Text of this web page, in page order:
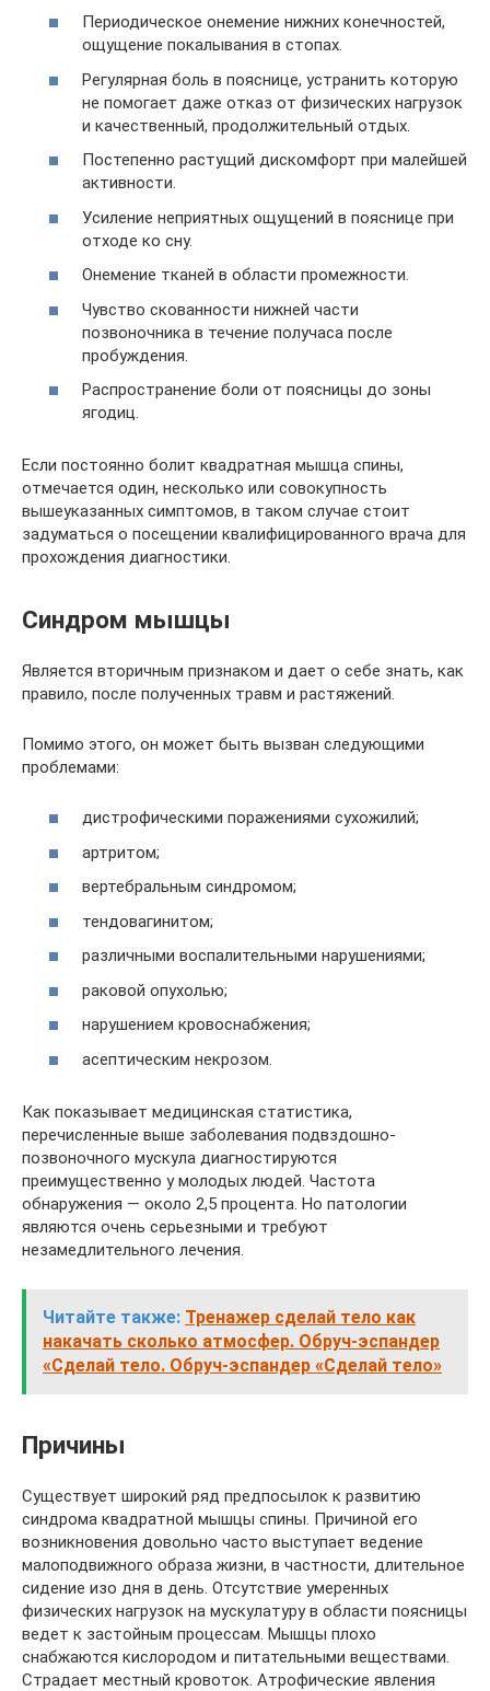
Периодическое онемение нижних конечностей,
ощущение покалывания в стопах.
Регулярная боль в пояснице, устранить которую
не помогает даже отказ от физических нагрузок
и качественный, продолжительный отдых.
Постепенно растущий дискомфорт при малейшей
активности.
Усиление неприятных ощущений в пояснице при
отходе ко сну.
Онемение тканей в области промежности.
Чувство скованности нижней части
позвоночника в течение получаса после
пробуждения.
Распространение боли от поясницы до зоны
ягодиц.
Если постоянно болит квадратная мышца спины,
отмечается один, несколько или совокупность
вышеуказанных симптомов, в таком случае стоит
задуматься о посещении квалифицированного врача для
прохождения диагностики.
Синдром мышцы
Является вторичным признаком и дает о себе знать, как
правило, после полученных травм и растяжений.
Помимо этого, он может быть вызван следующими
проблемами:
дистрофическими поражениями сухожилий;
артритом;
вертебральным синдромом;
тендовагинитом;
различными воспалительными нарушениями;
раковой опухолью;
нарушением кровоснабжения;
асептическим некрозом.
Как показывает медицинская статистика,
перечисленные выше заболевания подвздошно-
позвоночного мускула диагностируются
преимущественно у молодых людей. Частота
обнаружения — около 2,5 процента. Но патологии
являются очень серьезными и требуют
незамедлительного лечения.
Читайте также: Тренажер сделай тело как
накачать сколько атмосфер. Обруч-эспандер
«Сделай тело. Обруч-эспандер «Сделай тело»
Причины
Существует широкий ряд предпосылок к развитию
синдрома квадратной мышцы спины. Причиной его
возникновения довольно часто выступает ведение
малоподвижного образа жизни, в частности, длительное
сидение изо дня в день. Отсутствие умеренных
физических нагрузок на мускулатуру в области поясницы
ведет к застойным процессам. Мышцы плохо
снабжаются кислородом и питательными веществами.
Страдает местный кровоток. Атрофические явления